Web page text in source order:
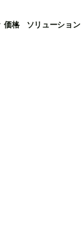
価格 ソリューション